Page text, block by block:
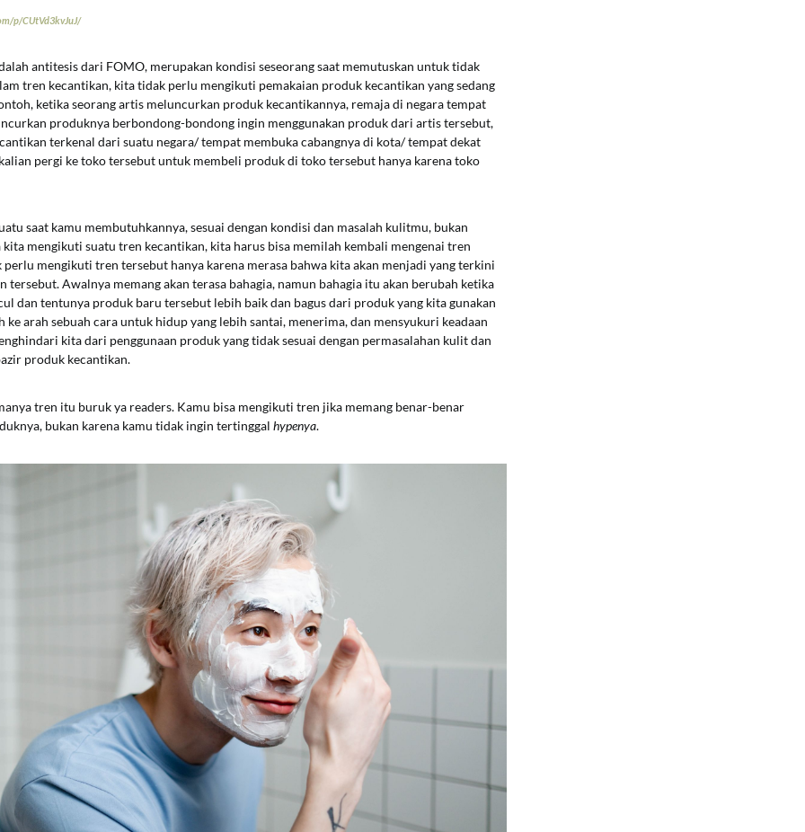
p/CUtVd3kvJuJ/
antitesis dari FOMO, merupakan kondisi seseorang saat memutuskan untuk tidak
tren kecantikan, kita tidak perlu mengikuti pemakaian produk kecantikan yang sedang
ketika seorang artis meluncurkan produk kecantikannya, remaja di negara tempat
produknya berbondong-bondong ingin menggunakan produk dari artis tersebut,
terkenal dari suatu negara/ tempat membuka cabangnya di kota/ tempat dekat
pergi ke toko tersebut untuk membeli produk di toko tersebut hanya karena toko
saat kamu membutuhkannya, sesuai dengan kondisi dan masalah kulitmu, bukan
mengikuti suatu tren kecantikan, kita harus bisa memilah kembali mengenai tren
mengikuti tren tersebut hanya karena merasa bahwa kita akan menjadi yang terkini
tersebut. Awalnya memang akan terasa bahagia, namun bahagia itu akan berubah ketika
dan tentunya produk baru tersebut lebih baik dan bagus dari produk yang kita gunakan
ke arah sebuah cara untuk hidup yang lebih santai, menerima, dan mensyukuri keadaan
kita dari penggunaan produk yang tidak sesuai dengan permasalahan kulit dan
produk kecantikan.
tren itu buruk ya readers. Kamu bisa mengikuti tren jika memang benar-benar
bukan karena kamu tidak ingin tertinggal hypenya.